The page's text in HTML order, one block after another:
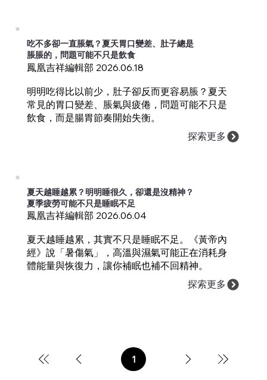
吃不多卻一直脹氣？夏天胃口變差、肚子總是
脹脹的，問題可能不只是飲食
鳳凰吉祥編輯部 2026.06.18
明明吃得比以前少，肚子卻反而更容易脹？夏天
常見的胃口變差、脹氣與疲倦，問題可能不只是
飲食，而是腸胃節奏開始失衡。
探索更多
夏天越睡越累？明明睡很久，卻還是沒精神？
夏季疲勞可能不只是睡眠不足
鳳凰吉祥編輯部 2026.06.04
夏天越睡越累，其實不只是睡眠不足。《黃帝內
經》說「暑傷氣」，高溫與濕氣可能正在消耗身
體能量與恢復力，讓你補眠也補不回精神。
探索更多
1第
1